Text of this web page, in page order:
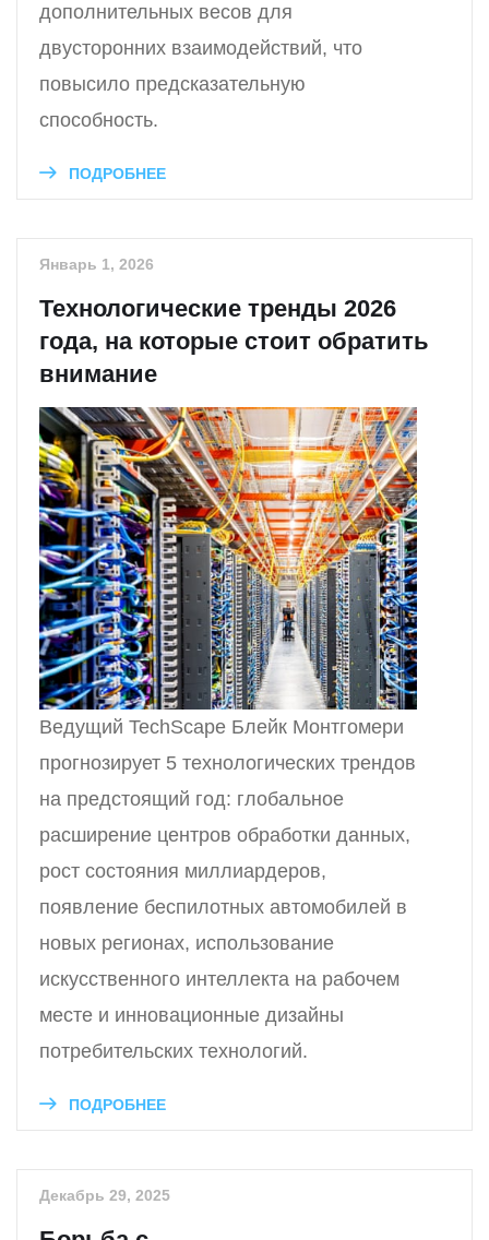
дополнительных весов для
двусторонних взаимодействий, что
повысило предсказательную
способность.
ПОДРОБНЕЕ
Январь 1, 2026
Технологические тренды 2026
года, на которые стоит обратить
внимание
Ведущий TechScape Блейк Монтгомери
прогнозирует 5 технологических трендов
на предстоящий год: глобальное
расширение центров обработки данных,
рост состояния миллиардеров,
появление беспилотных автомобилей в
новых регионах, использование
искусственного интеллекта на рабочем
месте и инновационные дизайны
потребительских технологий.
ПОДРОБНЕЕ
Декабрь 29, 2025